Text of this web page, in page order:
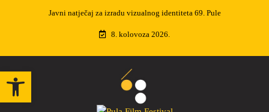
Open toolbar
Izvučeni dobitnici nagradne igre
8. kolovoza 2026.